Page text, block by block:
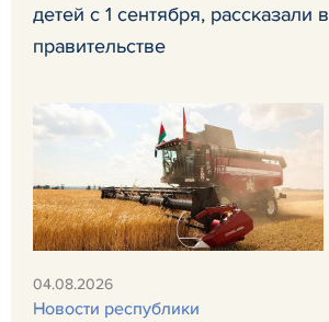
детей с 1 сентября, рассказали в
правительстве
04.08.2026
Новости республики